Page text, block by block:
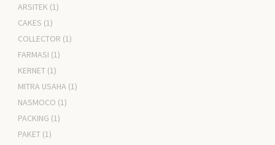
ARSITEK (1)
CAKES (1)
COLLECTOR (1)
FARMASI (1)
KERNET (1)
MITRA USAHA (1)
NASMOCO (1)
PACKING (1)
PAKET (1)